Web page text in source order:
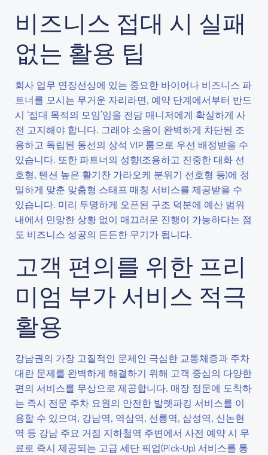
비즈니스 접대 시 실패
없는 활용 팁
회사 업무 연장선상에 있는 중요한 바이어나 비즈니스 파
트너를 모시는 무거운 자리라면, 예약 단계에서부터 반드
시 ‘접대 목적의 모임’임을 전담 매니저에게 확실하게 사
전 고지해야 합니다. 그래야 소음이 완벽하게 차단된 조
용하고 독립된 동선의 상석 VIP 룸으로 우선 배정받을 수
있습니다. 또한 파트너의 성향(조용하고 진중한 대화 선
호형, 텐션 높은 활기찬 가라오케 분위기 선호형 등)에 정
밀하게 맞춘 맞춤형 스태프 매칭 서비스를 제공받을 수
있습니다. 미리 투명하게 오픈된 구조 덕분에 예산 범위
내에서 민망한 상황 없이 매끄러운 진행이 가능하다는 점
도 비즈니스 성공의 든든한 무기가 됩니다.
고객 편의를 위한 프리
미엄 부가 서비스 적극
활용
강남권의 가장 고질적인 문제인 극심한 교통체증과 주차
대란 문제를 완벽하게 해결하기 위해 고객 중심의 다양한
편의 서비스를 무상으로 제공합니다. 매장 정문에 도착하
는 즉시 전문 주차 요원의 안전한 발렛파킹 서비스를 이
용할 수 있으며, 강남역, 역삼역, 선릉역, 삼성역, 신논현
역 등 강남 주요 거점 지하철역 주변에서 사전 예약 시 무
료로 즉시 제공되는 고급 세단 픽업(Pick-Up) 서비스를 통